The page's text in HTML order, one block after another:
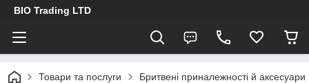
BIO Trading LTD
Товари та послуги Бритвені приналежності й аксесуари